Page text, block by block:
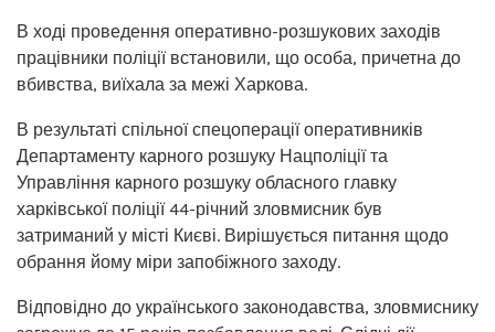
В ході проведення оперативно-розшукових заходів
працівники поліції встановили, що особа, причетна до
вбивства, виїхала за межі Харкова.
В результаті спільної спецоперації оперативників
Департаменту карного розшуку Нацполіції та
Управління карного розшуку обласного главку
харківської поліції 44-річний зловмисник був
затриманий у місті Києві. Вирішується питання щодо
обрання йому міри запобіжного заходу.
Відповідно до українського законодавства, зловмиснику